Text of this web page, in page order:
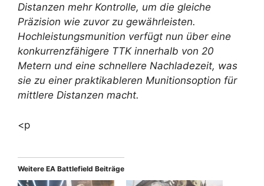
Distanzen mehr Kontrolle, um die gleiche
Präzision wie zuvor zu gewährleisten.
Hochleistungsmunition verfügt nun über eine
konkurrenzfähigere TTK innerhalb von 20
Metern und eine schnellere Nachladezeit, was
sie zu einer praktikableren Munitionsoption für
mittlere Distanzen macht.
<p
Weitere EA Battlefield Beiträge